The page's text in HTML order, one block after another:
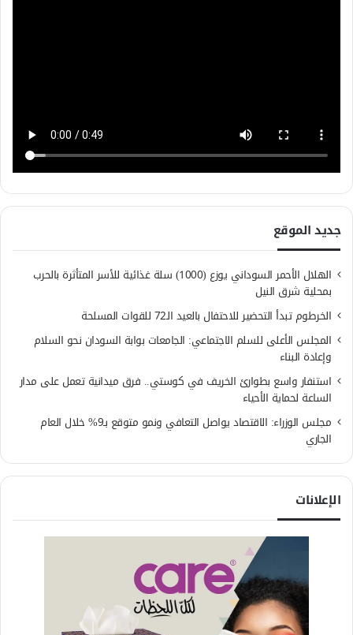
جديد الموقع
الهلال الأحمر السوداني يوزع (1000) سلة غذائية للأسر المتأثرة بالحرب
بمحلية شرق النيل
الخرطوم تبدأ التحضير للاحتفال بالعيد الـ72 للقوات المسلحة
المجلس الأعلى للسلم الاجتماعي: الجامعات بوابة السودان نحو السلام
وإعادة البناء
استنفار واسع بطوارئ الخريف في كوستي.. فرق ميدانية تعمل على مدار
الساعة لحماية الأحياء
مجلس الوزراء: الاقتصاد يواصل التعافي ونمو متوقع بـ9% خلال العام
الجاري
الإعلانات